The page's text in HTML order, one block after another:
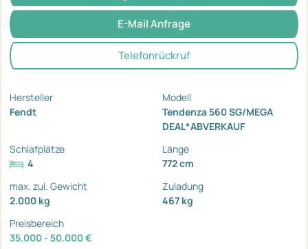
E-Mail Anfrage
Telefonrückruf
Hersteller
Fendt
Modell
Tendenza 560 SG/MEGA
DEAL*ABVERKAUF
Schlafplätze
4
Länge
772 cm
max. zul. Gewicht
2.000 kg
Zuladung
467 kg
Preisbereich
35.000 - 50.000 €